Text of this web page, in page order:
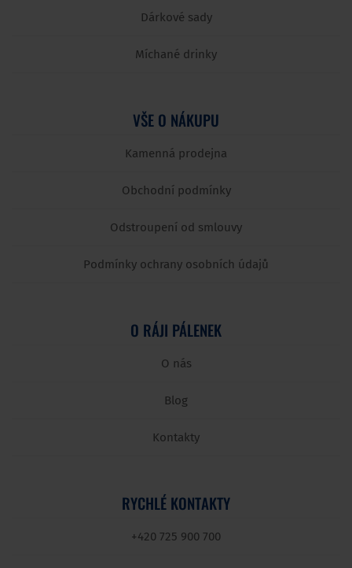
Dárkové sady
Míchané drinky
VŠE O NÁKUPU
Kamenná prodejna
Obchodní podmínky
Odstroupení od smlouvy
Podmínky ochrany osobních údajů
O RÁJI PÁLENEK
O nás
Blog
Kontakty
RYCHLÉ KONTAKTY
+420 725 900 700